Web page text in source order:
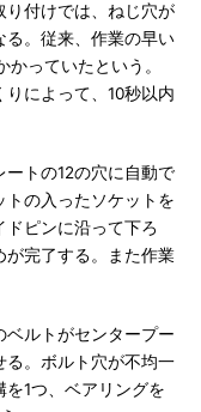
付けでは、ねじ穴が
る。従来、作業の早い
っていたという。
によって、10秒以内
トの12の穴に自動で
トの入ったソケットを
ピンに沿って下ろ
が完了する。また作業
ルトがセンタープー
る。ボルト穴が不均一
1つ、ベアリングを